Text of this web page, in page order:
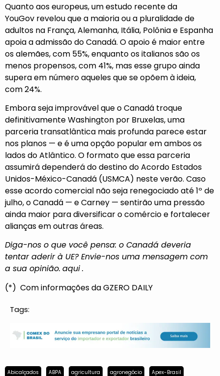
Quanto aos europeus, umestudo recente da
YouGov revelou que a maioria ou a pluralidade de
adultos na França, Alemanha, Itália, Polônia e Espanha
apoia a admissão do Canadá. O apoio é maior entre
os alemães, com 55%, enquanto os italianos são os
menos propensos, com 41%, mas esse grupo ainda
supera em número aqueles que se opõem à ideia,
com 24%.
Embora seja improvável que o Canadá troque
definitivamente Washington por Bruxelas, uma
parceria transatlântica mais profunda parece estar
nos planos — e é uma opção popular em ambos os
lados do Atlântico. O formato que essa parceria
assumirá dependerá do destino do Acordo Estados
Unidos-México-Canadá (USMCA) neste verão. Caso
esse acordo comercial não seja renegociado até 1º de
julho, o Canadá — e Carney — sentirão uma pressão
ainda maior para diversificar o comércio e fortalecer
alianças em outras áreas.
Diga-nos o que você pensa: o Canadá deveria
tentar aderir à UE? Envie-nos uma mensagem com
a sua opinião. aqui.
(*) Com informações da GZERO DAILY
Tags:
Abicalçados ABPA agricultura agronegócio Apex-Brasil